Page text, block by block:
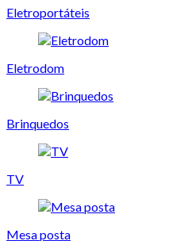
Eletroportáteis
Eletrodom
Brinquedos
TV
Mesa posta